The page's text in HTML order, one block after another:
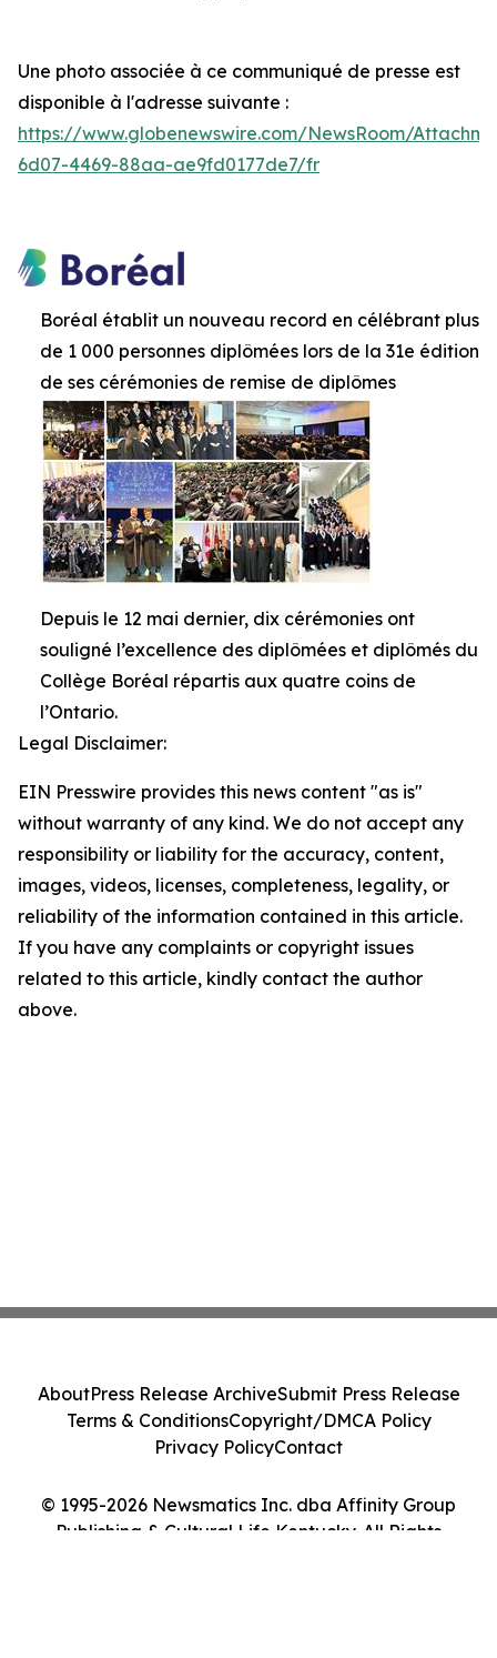
Une photo associée à ce communiqué de presse est
disponible à l'adresse suivante :
https://www.globenewswire.com/NewsRoom/
6d07-4469-88aa-ae9fd0177de7/fr
Boréal établit un nouveau record en célébrant plus
de 1 000 personnes diplômées lors de la 31e édition
de ses cérémonies de remise de diplômes
Depuis le 12 mai dernier, dix cérémonies ont
souligné l’excellence des diplômées et diplômés du
Collège Boréal répartis aux quatre coins de
l’Ontario.
Legal Disclaimer:
EIN Presswire provides this news content "as is"
without warranty of any kind. We do not accept any
responsibility or liability for the accuracy, content,
images, videos, licenses, completeness, legality, or
reliability of the information contained in this article.
If you have any complaints or copyright issues
related to this article, kindly contact the author
above.
© 1995-2026 Newsmatics Inc. dba Affinity Group
Publishing & Cultural Life Kentucky. All Rights
AboutPress Release ArchiveSubmit Press Release
Terms & ConditionsCopyright/DMCA Policy
Privacy PolicyContact